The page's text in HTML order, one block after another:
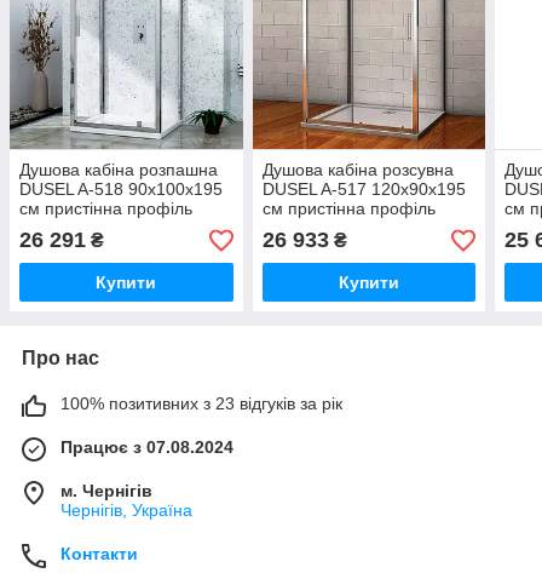
Душова кабіна розпашна
DUSEL A-518 90х100х195
см пристінна профіль
хром прозоре скло 6мм
26 291 ₴
Купити
Душова кабіна розсувна
DUSEL A-517 120х90х195
см пристінна профіль
хром прозоре скло 6мм
26 933₴
Купити
см
25
Про нас
100% позитивних з 23 відгуків за рік
Працює з 07.08.2024
м. Чернігів
Чернігів, Україна
Контакти